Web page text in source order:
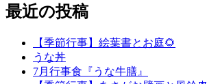
最近の投稿
【季節行事】絵葉書とお庭🌻
うな丼
7月行事食『うな牛膳』